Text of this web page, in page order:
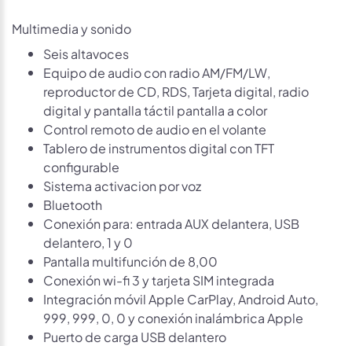
Multimedia y sonido
Seis altavoces
Equipo de audio con radio AM/FM/LW,
reproductor de CD, RDS, Tarjeta digital, radio
digital y pantalla táctil pantalla a color
Control remoto de audio en el volante
Tablero de instrumentos digital con TFT
configurable
Sistema activacion por voz
Bluetooth
Conexión para: entrada AUX delantera, USB
delantero, 1 y 0
Pantalla multifunción de 8,00
Conexión wi-fi 3 y tarjeta SIM integrada
Integración móvil Apple CarPlay, Android Auto,
999, 999, 0, 0 y conexión inalámbrica Apple
Puerto de carga USB delantero